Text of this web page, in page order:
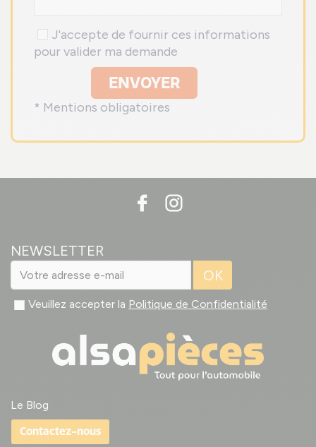
J'accepte de fournir ces informations
pour valider ma demande
ENVOYER
* Mentions obligatoires
NEWSLETTER
OK
Veuillez accepter la Politique de Confidentialité
Le Blog
Contactez-nous